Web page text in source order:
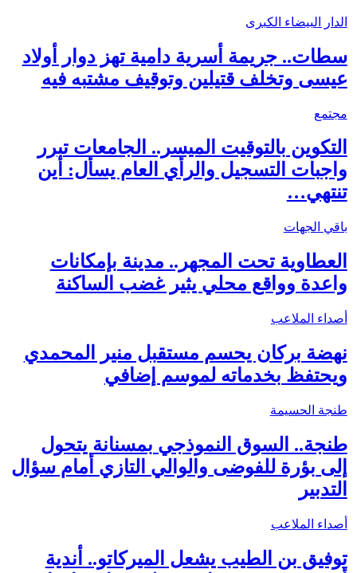
الدار البيضاء الكبرى
سطات.. جريمة أسرية دامية تهز دوار أولاد
عيسى وتخلف قتيلين وتوقيف مشتبه فيه
مجتمع
التكوين بالتوقيت الميسر.. الجامعات تبرر
واجبات التسجيل والرأي العام يسأل: أين
تنتهي…
باقي الجهات
العطاوية تحت المجهر.. مدينة بإمكانات
واعدة وواقع محلي يثير غضب الساكنة
أصداء الملاعب
نهضة بركان يحسم مستقبل منير المحمدي
ويحتفظ بخدماته لموسم إضافي
طنجة الحسيمة
طنجة.. السوق النموذجي بمسنانة يتحول
إلى بؤرة للفوضى والوالي التازي أمام سؤال
التدبير
أصداء الملاعب
توفيق بن الطيب يشعل الميركاتو.. أندية